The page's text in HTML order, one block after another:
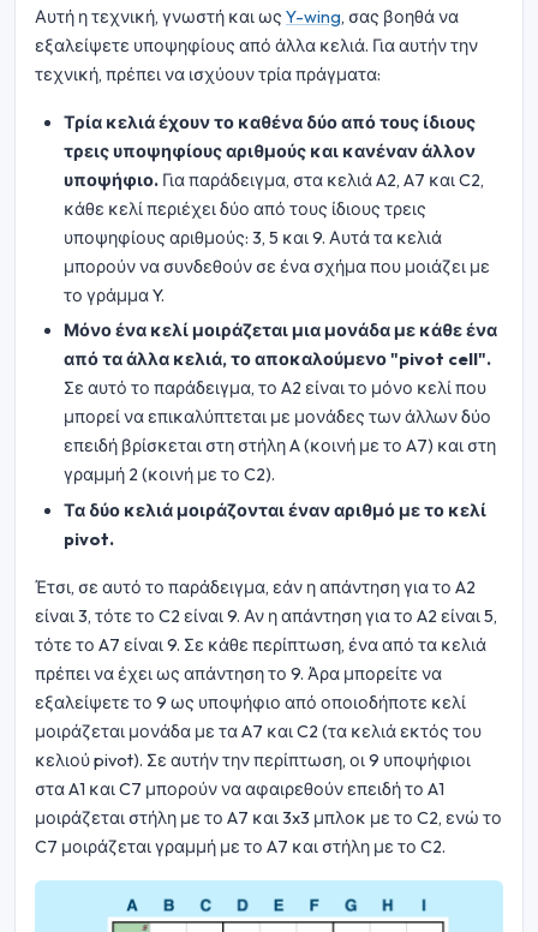
Αυτή η τεχνική, γνωστή και ως Y-wing, σας βοηθά να
εξαλείψετε υποψηφίους από άλλα κελιά. Για αυτήν την
τεχνική, πρέπει να ισχύουν τρία πράγματα:
Τρία κελιά έχουν το καθένα δύο από τους ίδιους
τρεις υποψηφίους αριθμούς και κανέναν άλλον
υποψήφιο. Για παράδειγμα, στα κελιά A2, A7 και C2,
κάθε κελί περιέχει δύο από τους ίδιους τρεις
υποψηφίους αριθμούς: 3, 5 και 9. Αυτά τα κελιά
μπορούν να συνδεθούν σε ένα σχήμα που μοιάζει με
το γράμμα Y.
Μόνο ένα κελί μοιράζεται μια μονάδα με κάθε ένα
από τα άλλα κελιά, το αποκαλούμενο "pivot cell".
Σε αυτό το παράδειγμα, το A2 είναι το μόνο κελί που
μπορεί να επικαλύπτεται με μονάδες των άλλων δύο
επειδή βρίσκεται στη στήλη A (κοινή με το A7) και στη
γραμμή 2 (κοινή με το C2).
Τα δύο κελιά μοιράζονται έναν αριθμό με το κελί
pivot.
Έτσι, σε αυτό το παράδειγμα, εάν η απάντηση για το A2
είναι 3, τότε το C2 είναι 9. Αν η απάντηση για το A2 είναι 5,
τότε το A7 είναι 9. Σε κάθε περίπτωση, ένα από τα κελιά
πρέπει να έχει ως απάντηση το 9. Άρα μπορείτε να
εξαλείψετε το 9 ως υποψήφιο από οποιοδήποτε κελί
μοιράζεται μονάδα με τα A7 και C2 (τα κελιά εκτός του
κελιού pivot). Σε αυτήν την περίπτωση, οι 9 υποψήφιοι
στα A1 και C7 μπορούν να αφαιρεθούν επειδή το A1
μοιράζεται στήλη με το A7 και 3x3 μπλοκ με το C2, ενώ το
C7 μοιράζεται γραμμή με το A7 και στήλη με το C2.